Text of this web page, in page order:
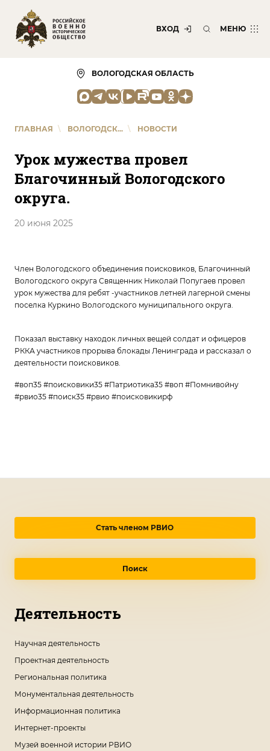
ВХОД МЕНЮ
ВОЛОГОДСКАЯ ОБЛАСТЬ
ГЛАВНАЯ \ ВОЛОГОДСК... \ НОВОСТИ
Урок мужества провел
Благочинный Вологодского
округа.
20 июня 2025
Член Вологодского объединения поисковиков, Благочинный
Вологодского округа Священник Николай Попугаев провел
урок мужества для ребят -участников летней лагерной смены
поселка Куркино Вологодского муниципального округа.
Показал выставку находок личных вещей солдат и офицеров
РККА участников прорыва блокады Ленинграда и рассказал о
деятельности поисковиков.
#воп35 #поисковики35 #Патриотика35 #воп #Помнивойну
#рвио35 #поиск35 #рвио #поисковикирф
Стать членом РВИО
Поиск
Деятельность
Научная деятельность
Проектная деятельность
Региональная политика
Монументальная деятельность
Информационная политика
Интернет-проекты
Музей военной истории РВИО